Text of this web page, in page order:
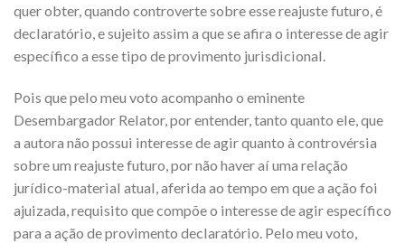
quer obter, quando controverte sobre esse reajuste futuro, é
declaratório, e sujeito assim a que se afira o interesse de agir
específico a esse tipo de provimento jurisdicional.
Pois que pelo meu voto acompanho o eminente
Desembargador Relator, por entender, tanto quanto ele, que
a autora não possui interesse de agir quanto à controvérsia
sobre um reajuste futuro, por não haver aí uma relação
jurídico-material atual, aferida ao tempo em que a ação foi
ajuizada, requisito que compõe o interesse de agir específico
para a ação de provimento declaratório. Pelo meu voto,